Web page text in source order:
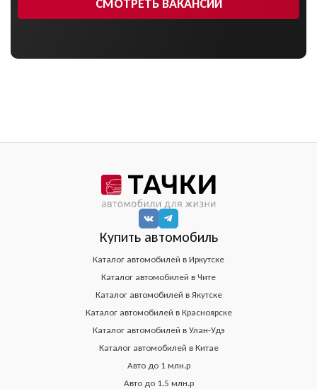
СМОТРЕТЬ ВАКАНСИИ
Купить автомобиль
Каталог автомобилей в Иркутске
Каталог автомобилей в Чите
Каталог автомобилей в Якутске
Каталог автомобилей в Красноярске
Каталог автомобилей в Улан-Удэ
Каталог автомобилей в Китае
Авто до 1 млн.р
Авто до 1.5 млн.р